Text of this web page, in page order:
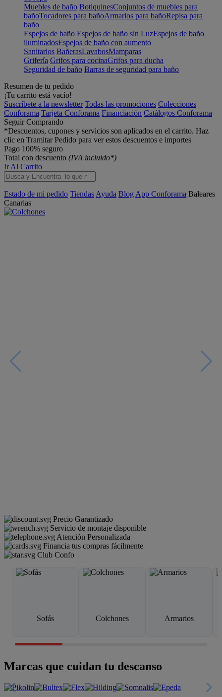
Muebles de baño BotiquinesConjuntos de muebles para
bañoTocadores para bañoArmarios para bañoRepisa para
baño
Espejos de baño Espejos de baño sin LuzEspejos de baño
iluminadosEspejos de baño con aumento
Sanitarios BañerasLavabosMamparas
Grifería Grifos para cocinaGrifos para ducha
Seguridad de baño Barras de seguridad para baño
Resumen de tu pedido
¡Tu carrito está vacío!
Suscríbete a la newsletter Todas las promociones Colecciones
Conforama Tarjeta Conforama Financiación Catálogos Conforama
Seguir Comprando
*Descuentos, cupones y servicios son aplicados en el carrito. Haz
clic en Tramitar Pedido para ver estos descuentos e importes
Pago 100% seguro
Total con descuento (IVA incluido*)
Ir Al Carrito
Estado de mi pedido Tiendas Ayuda Blog App Conforama Baleares
Canarias
Precio Garantizado
Servicio de montaje disponible
Atención Personalizada
Financia tus compras fácilmente
Club Confo
Sofás Colchones Armarios
Marcas que cuidan tu descanso